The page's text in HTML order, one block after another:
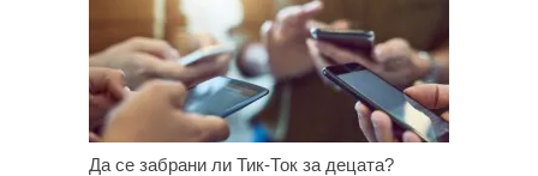
Да се забрани ли Тик-Ток за децата?